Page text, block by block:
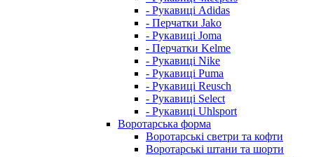
- Рукавиці Adidas
- Перчатки Jako
- Рукавиці Joma
- Перчатки Kelme
- Рукавиці Nike
- Рукавиці Puma
- Рукавиці Reusch
- Рукавиці Select
- Рукавиці Uhlsport
Воротарська форма
Воротарські светри та кофти
Воротарські штани та шорти